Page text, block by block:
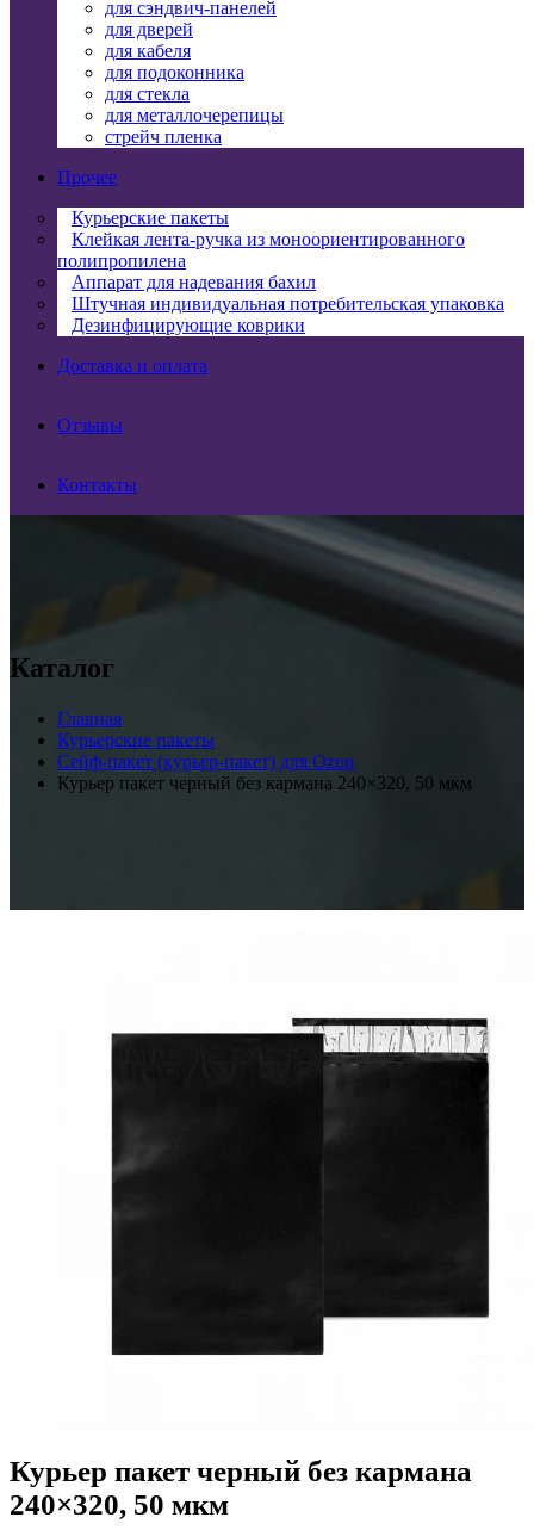
для сэндвич-панелей
для дверей
для кабеля
для подоконника
для стекла
для металлочерепицы
стрейч пленка
Прочее
Курьерские пакеты
Клейкая лента-ручка из моноориентированного
полипропилена
Аппарат для надевания бахил
Штучная индивидуальная потребительская упаковка
Дезинфицирующие коврики
Доставка и оплата
Отзывы
Контакты
Каталог
Главная
Курьерские пакеты
Сейф-пакет (курьер-пакет) для Ozon
Курьер пакет черный без кармана 240×320, 50 мкм
Курьер пакет черный без кармана
240×320, 50 мкм